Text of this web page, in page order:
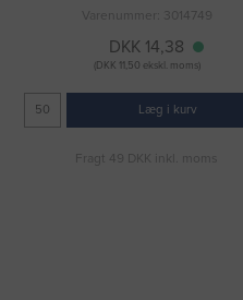
Varenummer: 3014749
DKK 14,38
(DKK 11,50 ekskl. moms)
Læg i kurv
Fragt 49 DKK inkl. moms